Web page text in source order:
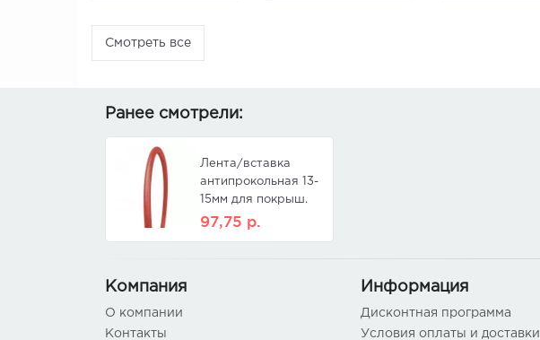
Смотреть все
Ранее смотрели:
Лента/вставка
антипрокольная 13-
15мм для покрыш.
24х1, 95-2, 10 вес
97,75 р.
Компания
О компании
Контакты
Информация
Дисконтная программа
Условия оплаты и доставки